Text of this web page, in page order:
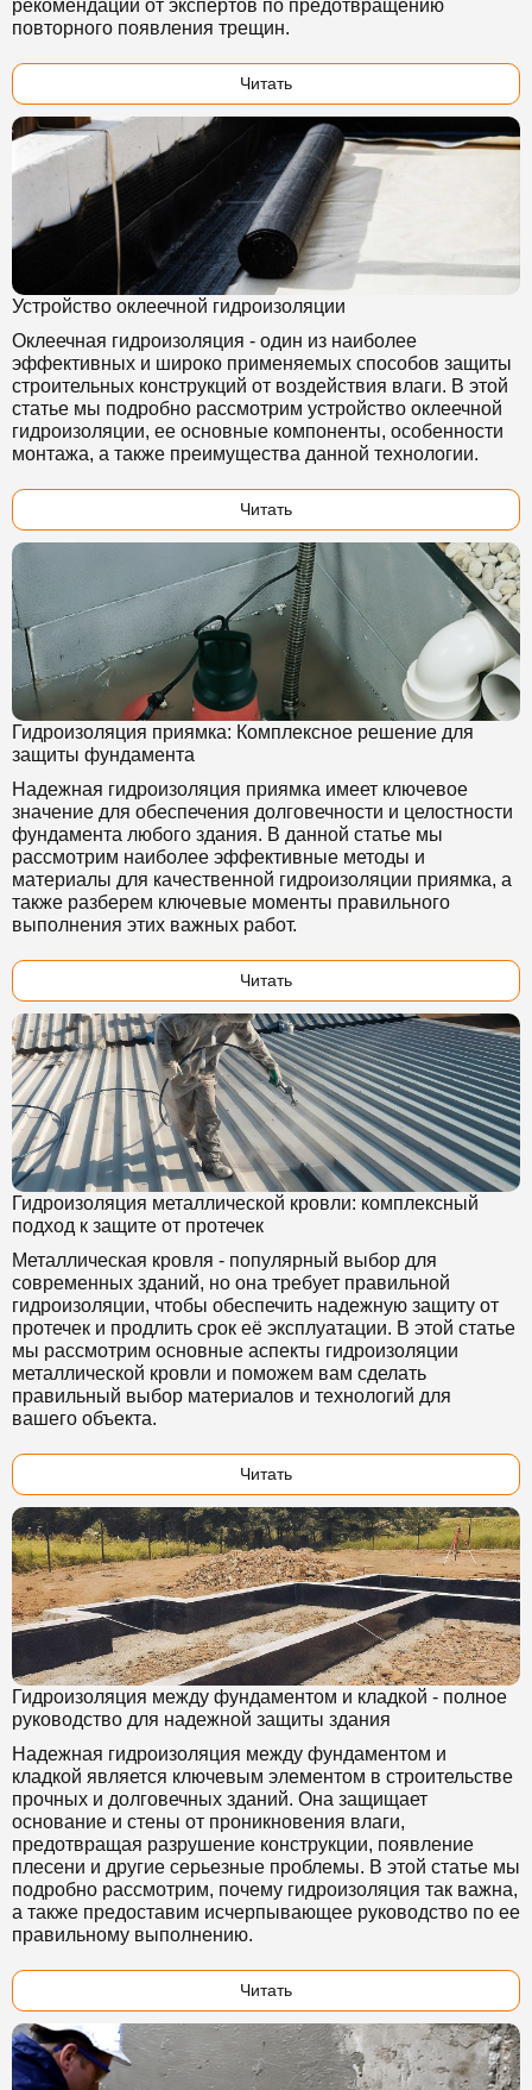
рекомендации от экспертов по предотвращению
повторного появления трещин.
Читать
Устройство оклеечной гидроизоляции
Оклеечная гидроизоляция - один из наиболее
эффективных и широко применяемых способов защиты
строительных конструкций от воздействия влаги. В этой
статье мы подробно рассмотрим устройство оклеечной
гидроизоляции, ее основные компоненты, особенности
монтажа, а также преимущества данной технологии.
Читать
Гидроизоляция приямка: Комплексное решение для
защиты фундамента
Надежная гидроизоляция приямка имеет ключевое
значение для обеспечения долговечности и целостности
фундамента любого здания. В данной статье мы
рассмотрим наиболее эффективные методы и
материалы для качественной гидроизоляции приямка, а
также разберем ключевые моменты правильного
выполнения этих важных работ.
Читать
Гидроизоляция металлической кровли: комплексный
подход к защите от протечек
Металлическая кровля - популярный выбор для
современных зданий, но она требует правильной
гидроизоляции, чтобы обеспечить надежную защиту от
протечек и продлить срок её эксплуатации. В этой статье
мы рассмотрим основные аспекты гидроизоляции
металлической кровли и поможем вам сделать
правильный выбор материалов и технологий для
вашего объекта.
Читать
Гидроизоляция между фундаментом и кладкой - полное
руководство для надежной защиты здания
Надежная гидроизоляция между фундаментом и
кладкой является ключевым элементом в строительстве
прочных и долговечных зданий. Она защищает
основание и стены от проникновения влаги,
предотвращая разрушение конструкции, появление
плесени и другие серьезные проблемы. В этой статье мы
подробно рассмотрим, почему гидроизоляция так важна,
а также предоставим исчерпывающее руководство по ее
правильному выполнению.
Читать